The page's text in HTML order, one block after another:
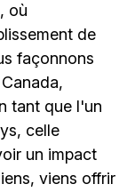
où
de
façonnons
tant que l'un
celle
un impact
viens offrir